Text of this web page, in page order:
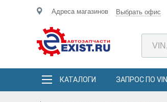
Адреса магазинов Выбрать офис
КАТАЛОГИ ЗАПРОС ПО VIN